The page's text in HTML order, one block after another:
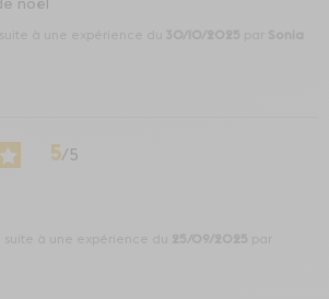
noël
, suite à une expérience du 30/10/2025
Sonia
5/5
, suite à une expérience du 25/09/2025